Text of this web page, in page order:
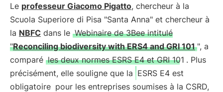
Le professeur Giacomo Pigatto, chercheur à la
Scuola Superiore di Pisa "Santa Anna" et chercheur à
la NBFC dans le Webinaire de 3Bee intitulé
"Reconciling biodiversity with ERS4 and GRI 101 ", a
comparé les deux normes ESRS E4 et GRI 101 . Plus
précisément, elle souligne que la ESRS E4 est
obligatoire pour les entreprises soumises à la CSRD,